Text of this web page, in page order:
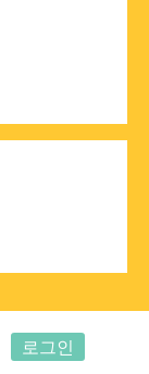
로그인